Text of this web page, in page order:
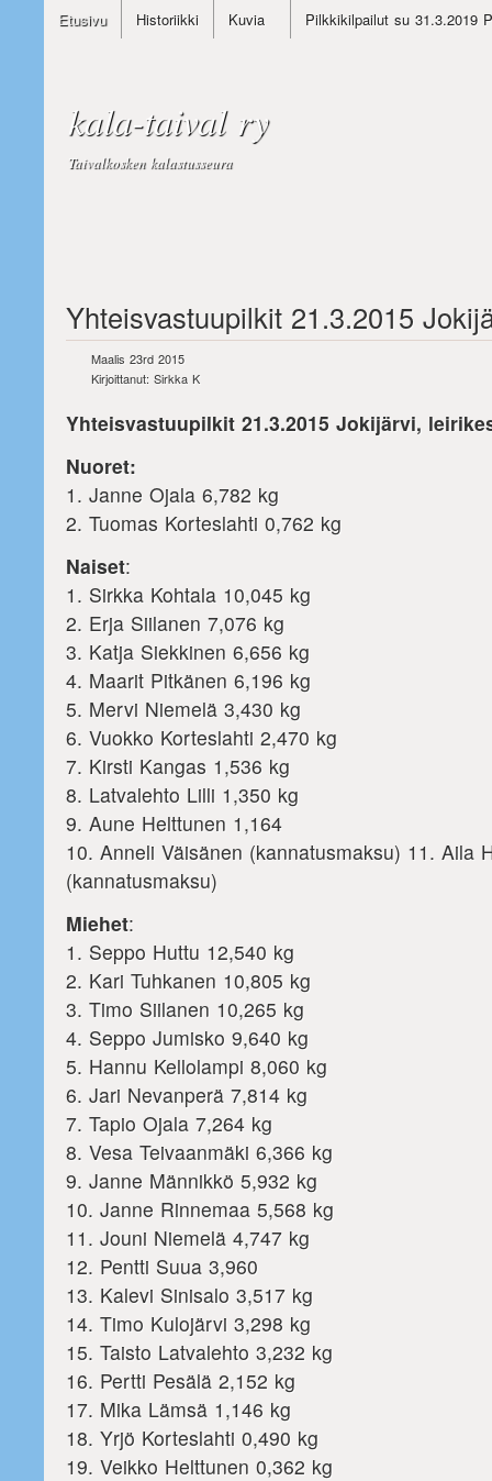
Etusivu Historiikki Kuvia Pilkkikilpailut su 31.3.2019
kala-taival ry
Taivalkosken kalastusseura
Yhteisvastuupilkit 21.3.2015
Maalis 23rd 2015
Kirjoittanut: Sirkka K
Yhteisvastuupilkit 21.3.2015 Jokijärvi,
Nuoret:
1. Janne Ojala 6,782 kg
2. Tuomas Korteslahti 0,762 kg
Naiset:
1. Sirkka Kohtala 10,045 kg
2. Erja Siilanen 7,076 kg
3. Katja Siekkinen 6,656 kg
4. Maarit Pitkänen 6,196 kg
5. Mervi Niemelä 3,430 kg
6. Vuokko Korteslahti 2,470 kg
7. Kirsti Kangas 1,536 kg
8. Latvalehto Lilli 1,350 kg
9. Aune Helttunen 1,164
10. Anneli Väisänen (kannatusmaksu) 11. Aila
(kannatusmaksu)
Miehet:
1. Seppo Huttu 12,540 kg
2. Kari Tuhkanen 10,805 kg
3. Timo Siilanen 10,265 kg
4. Seppo Jumisko 9,640 kg
5. Hannu Kellolampi 8,060 kg
6. Jari Nevanperä 7,814 kg
7. Tapio Ojala 7,264 kg
8. Vesa Teivaanmäki 6,366 kg
9. Janne Männikkö 5,932 kg
10. Janne Rinnemaa 5,568 kg
11. Jouni Niemelä 4,747 kg
12. Pentti Suua 3,960
13. Kalevi Sinisalo 3,517 kg
14. Timo Kulojärvi 3,298 kg
15. Taisto Latvalehto 3,232 kg
16. Pertti Pesälä 2,152 kg
17. Mika Lämsä 1,146 kg
18. Yrjö Korteslahti 0,490 kg
19. Veikko Helttunen 0,362 kg